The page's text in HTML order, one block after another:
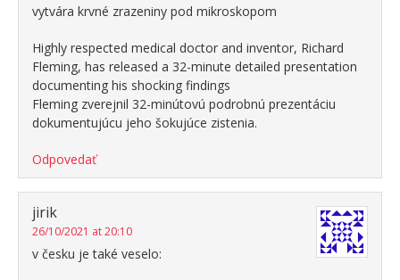
vytvára krvné zrazeniny pod mikroskopom
Highly respected medical doctor and inventor, Richard
Fleming, has released a 32-minute detailed presentation
documenting his shocking findings
Fleming zverejnil 32-minútovú podrobnú prezentáciu
dokumentujúcu jeho šokujúce zistenia.
Odpovedať
jirik
26/10/2021 at 20:10
v česku je také veselo: